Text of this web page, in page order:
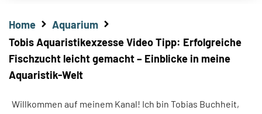
Home
Aquarium
Tobis Aquaristikexzesse Video Tipp: Erfolgreiche
Fischzucht leicht gemacht – Einblicke in meine
Aquaristik-Welt
Willkommen auf meinem Kanal! Ich bin Tobias Buchheit,